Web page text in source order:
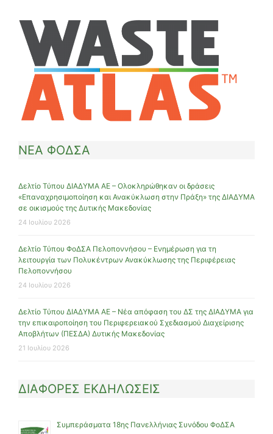
ΝΕΑ ΦΟΔΣΑ
Δελτίο Τύπου ΔΙΑΔΥΜΑ ΑΕ – Ολοκληρώθηκαν οι δράσεις
«Επαναχρησιμοποίηση και Ανακύκλωση στην Πράξη» της ΔΙΑΔΥΜΑ
σε οικισμούς της Δυτικής Μακεδονίας
24 Ιουλίου 2026
Δελτίο Τύπου ΦοΔΣΑ Πελοποννήσου – Ενημέρωση για τη
λειτουργία των Πολυκέντρων Ανακύκλωσης της Περιφέρειας
Πελοποννήσου
24 Ιουλίου 2026
Δελτίο Τύπου ΔΙΑΔΥΜΑ ΑΕ – Νέα απόφαση του ΔΣ της ΔΙΑΔΥΜΑ για
την επικαιροποίηση του Περιφερειακού Σχεδιασμού Διαχείρισης
Αποβλήτων (ΠΕΣΔΑ) Δυτικής Μακεδονίας
21 Ιουλίου 2026
ΔΙΑΦΟΡΕΣ ΕΚΔΗΛΩΣΕΙΣ
Συμπεράσματα 18ης Πανελλήνιας Συνόδου ΦοΔΣΑ